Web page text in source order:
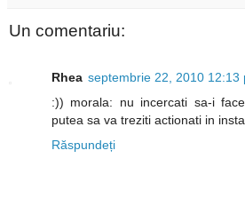
Un comentariu:
Rhea septembrie 22, 2010 12:13
:)) morala: nu incercati sa-i
putea sa va treziti actionati in
Răspundeți